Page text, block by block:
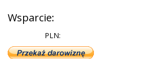
Wsparcie:
PLN: